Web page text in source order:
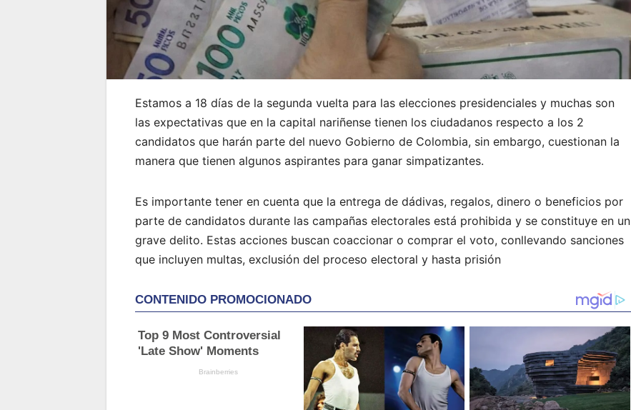
Estamos a 18 días de la segunda vuelta para las elecciones presidenciales y muchas son
las expectativas que en la capital nariñense tienen los ciudadanos respecto a los 2
candidatos que harán parte del nuevo Gobierno de Colombia, sin embargo, cuestionan la
manera que tienen algunos aspirantes para ganar simpatizantes.
Es importante tener en cuenta que la entrega de dádivas, regalos, dinero o beneficios por
parte de candidatos durante las campañas electorales está prohibida y se constituye en un
grave delito. Estas acciones buscan coaccionar o comprar el voto, conllevando sanciones
que incluyen multas, exclusión del proceso electoral y hasta prisión